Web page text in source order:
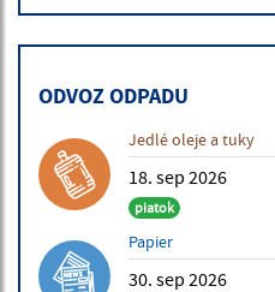
ODVOZ ODPADU
Jedlé oleje a tuky
18. sep 2026
piatok
Papier
30. sep 2026